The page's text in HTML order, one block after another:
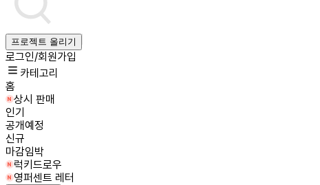
프로젝트 올리기
로그인/회원가입
카테고리
홈
상시 판매
인기
공개예정
신규
마감임박
럭키드로우
영퍼센트 레터